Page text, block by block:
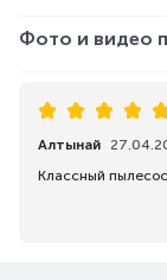
Фото и видео
Алтынай
Классный